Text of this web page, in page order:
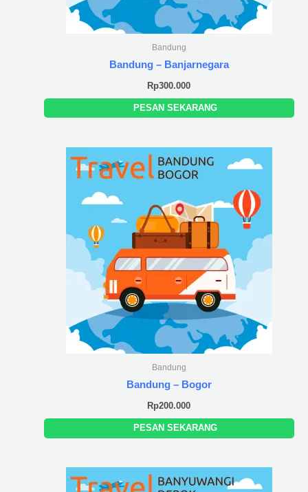
Bandung
Bandung – Banjarnegara
Rp300.000
PESAN SEKARANG
Bandung
Bandung – Bogor
Rp200.000
PESAN SEKARANG